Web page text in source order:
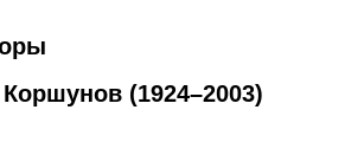
(1924–2003)